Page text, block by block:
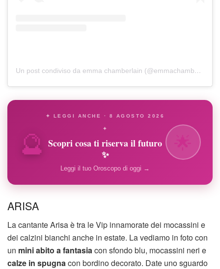
Un post condiviso da emma chamberlain (@emmachamberlain)
🔮
✦ LEGGI ANCHE · 8 AGOSTO 2026
✦
Scopri cosa ti riserva il futuro
✨
Leggi il tuo Oroscopo di oggi →
ARISA
La cantante Arisa è tra le Vip innamorate dei mocassini e
dei calzini bianchi anche in estate. La vediamo in foto con
un mini abito a fantasiacon sfondo blu, mocassini neri e
calze in spugnacon bordino decorato. Date uno sguardo